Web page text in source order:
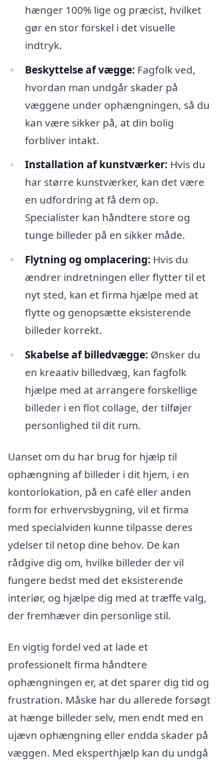
hænger 100% lige og præcist, hvilket
gør en stor forskel i det visuelle
indtryk.
Beskyttelse af vægge: Fagfolk ved,
hvordan man undgår skader på
væggene under ophængningen, så du
kan være sikker på, at din bolig
forbliver intakt.
Installation af kunstværker: Hvis du
har større kunstværker, kan det være
en udfordring at få dem op.
Specialister kan håndtere store og
tunge billeder på en sikker måde.
Flytning og omplacering: Hvis du
ændrer indretningen eller flytter til et
nyt sted, kan et firma hjælpe med at
flytte og genopsætte eksisterende
billeder korrekt.
Skabelse af billedvægge: Ønsker du
en kreaativ billedvæg, kan fagfolk
hjælpe med at arrangere forskellige
billeder i en flot collage, der tilføjer
personlighed til dit rum.
Uanset om du har brug for hjælp til
ophængning af billeder i dit hjem, i en
kontorlokation, på en café eller anden
form for erhvervsbygning, vil et firma
med specialviden kunne tilpasse deres
ydelser til netop dine behov. De kan
rådgive dig om, hvilke billeder der vil
fungere bedst med det eksisterende
interiør, og hjælpe dig med at træffe valg,
der fremhæver din personlige stil.
En vigtig fordel ved at lade et
professionelt firma håndtere
ophængningen er, at det sparer dig tid og
frustration. Måske har du allerede forsøgt
at hænge billeder selv, men endt med en
ujævn ophængning eller endda skader på
væggen. Med eksperthjælp kan du undgå